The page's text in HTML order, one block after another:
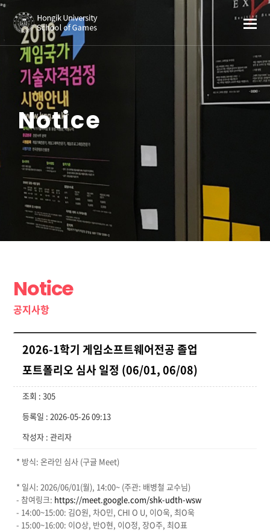
Notice
Notice
공지사항
2026-1학기 게임소프트웨어전공 졸업
포트폴리오 심사 일정 (06/01, 06/08)
조회 : 305
등록일 : 2026-05-26 09:13
작성자 : 관리자
* 방식: 온라인 심사 (구글 Meet)
* 일시: 2026/06/01(월), 14:00~ (주관: 배병철 교수님)
- 참여링크: https://meet.google.com/shk-udth-wsw
- 14:00~15:00: 김O원, 차O민, CHI O U, 이O욱, 최O욱
- 15:00~16:00: 이O상, 반O현, 이O정, 장O주, 최O표